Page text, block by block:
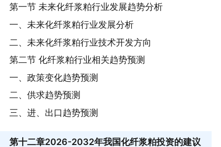
第一节 未来化纤浆粕行业发展趋势分析
一、未来化纤浆粕行业发展分析
二、未来化纤浆粕行业技术开发方向
第二节 化纤浆粕行业相关趋势预测
一、政策变化趋势预测
二、供求趋势预测
三、进、出口趋势预测
第十二章2026-2032年我国化纤浆粕投资的建议